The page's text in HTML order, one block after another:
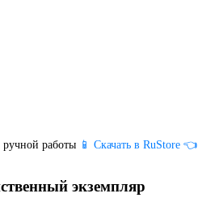
ручной работы 📱 Скачать в RuStore 👈
экземпляр